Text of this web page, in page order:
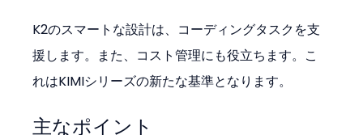
K2のスマートな設計は、コーディングタスクを支
援します。また、コスト管理にも役立ちます。こ
れはKIMIシリーズの新たな基準となります。
主なポイント